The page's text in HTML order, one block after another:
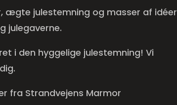
ægte julestemning og masser af idéer
julegaverne.
i den hyggelige julestemning! Vi
fra Strandvejens Marmor